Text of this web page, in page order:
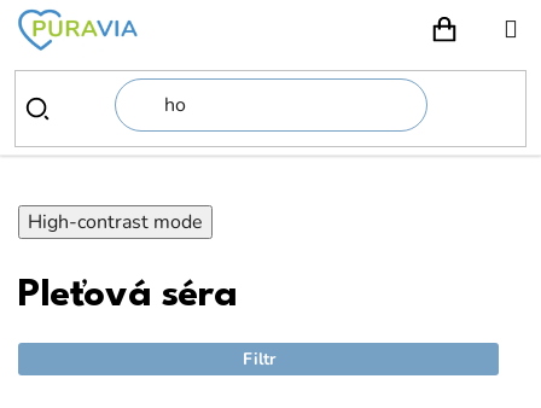
Přejít
obsah
High-contrast mode
Pleťová séra
Filtr